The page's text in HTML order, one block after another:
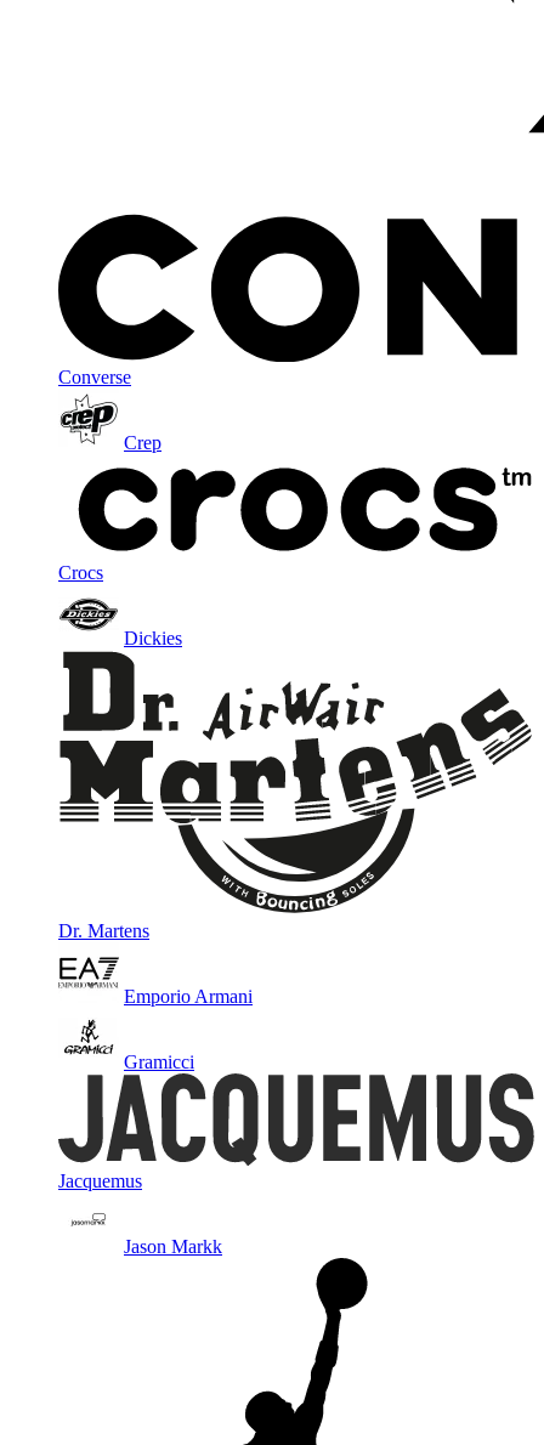
Converse
Crep
Crocs
Dickies
Dr. Martens
Emporio Armani
Gramicci
Jacquemus
Jason Markk